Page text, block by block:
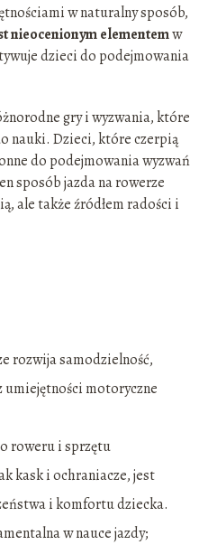
w naturalny sposób,
nieocenionym elementemw
dzieci do podejmowania
gry i wyzwania, które
nauki. Dzieci, które czerpią
do podejmowania wyzwań
sposób jazda na rowerze
ale także źródłem radości i
rozwija samodzielność,
motoryczne
roweru i sprzętu
kask i ochraniacze, jest
i komfortu dziecka.
w nauce jazdy;